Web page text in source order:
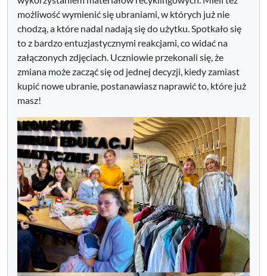
możliwość wymienić się ubraniami, w których już nie
chodzą, a które nadal nadają się do użytku. Spotkało się
to z bardzo entuzjastycznymi reakcjami, co widać na
załączonych zdjęciach. Uczniowie przekonali się, że
zmiana może zacząć się od jednej decyzji, kiedy zamiast
kupić nowe ubranie, postanawiasz naprawić to, które już
masz!